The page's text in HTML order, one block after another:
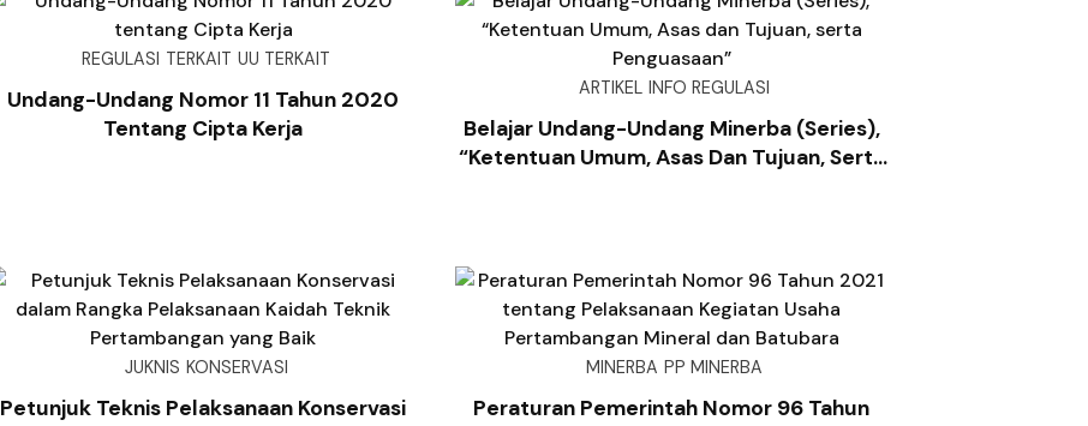
REGULASI TERKAIT UU TERKAIT
Undang-Undang Nomor 11 Tahun 2020
Tentang Cipta Kerja
ARTIKEL INFO REGULASI
Belajar Undang-Undang Minerba (Series),
“Ketentuan Umum, Asas Dan Tujuan, Serta
JUKNIS KONSERVASI
Petunjuk Teknis Pelaksanaan Konservasi
MINERBA PP MINERBA
Peraturan Pemerintah Nomor 96 Tahun